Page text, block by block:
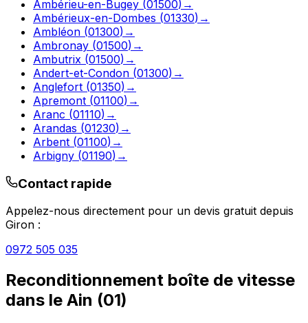
Ambérieu-en-Bugey (01500) →
Ambérieux-en-Dombes (01330) →
Ambléon (01300) →
Ambronay (01500) →
Ambutrix (01500) →
Andert-et-Condon (01300) →
Anglefort (01350) →
Apremont (01100) →
Aranc (01110) →
Arandas (01230) →
Arbent (01100) →
Arbigny (01190) →
Contact rapide
Appelez-nous directement pour un devis gratuit depuis
Giron :
0972 505 035
Reconditionnement boîte de vitesse
dans le Ain (01)